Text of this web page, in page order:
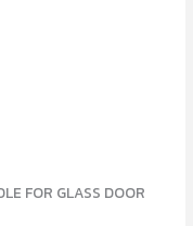
FOR GLASS DOOR